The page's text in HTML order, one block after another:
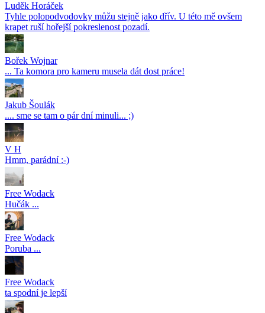
Luděk Horáček
Tyhle polopodvodovky můžu stejně jako dřív. U této mě ovšem
krapet ruší hořejší pokreslenost pozadí.
Bořek Wojnar
... Ta komora pro kameru musela dát dost práce!
Jakub Šoulák
.... sme se tam o pár dní minuli... ;)
V H
Hmm, parádní :-)
Free Wodack
Hučák ...
Free Wodack
Poruba ...
Free Wodack
ta spodní je lepší